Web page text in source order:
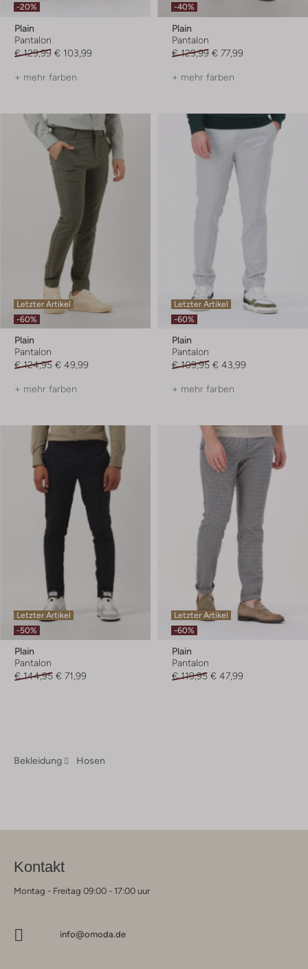
-20%
Plain
Pantalon
€ 129,99 € 103,99
+ mehr farben
-40%
Plain
Pantalon
€ 129,99 € 77,99
+ mehr farben
Letzter Artikel
-60%
Plain
Pantalon
€ 124,95 € 49,99
+ mehr farben
Letzter Artikel
-60%
Plain
Pantalon
€ 109,95 € 43,99
+ mehr farben
Letzter Artikel
-50%
Plain
Pantalon
€ 144,95 € 71,99
Letzter Artikel
-60%
Plain
Pantalon
€ 119,95 € 47,99
Bekleidung Hosen
Kontakt
Montag - Freitag 09:00 - 17:00 uur
info@omoda.de